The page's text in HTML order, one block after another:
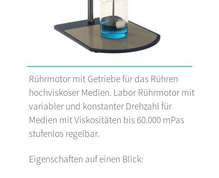
Rührmotor mit Getriebe für das Rühren
hochviskoser Medien. Labor Rührmotor mit
variabler und konstanter Drehzahl für
Medien mit Viskositäten bis 60.000 mPas
stufenlos regelbar.
Eigenschaften auf einen Blick: